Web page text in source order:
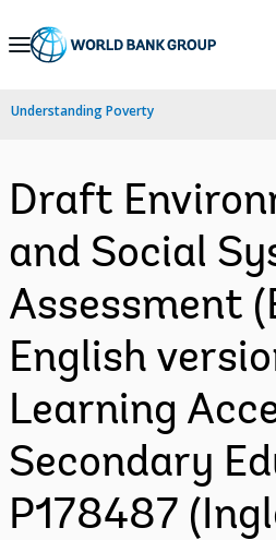
Skip
Navigation
Understanding Poverty
Draft
and Social
Assessment
English
Learning
Secondary
P178487